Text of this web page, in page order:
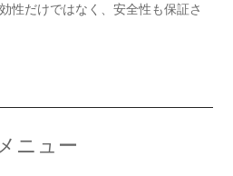
性だけではなく、安全性も保証さ
ニュー